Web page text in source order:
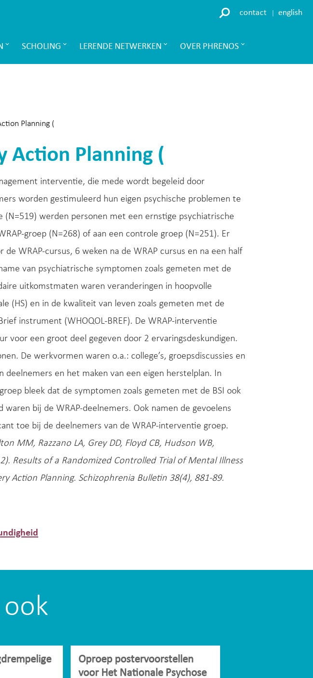
contact english
SCHOLING LERENDE NETWERKEN OVER PHRENOS
Planning (
Action Planning (
interventie, die mede wordt begeleid door
worden gestimuleerd hun eigen psychische problemen te
(N=519) werden personen met een ernstige psychiatrische
groep (N=268) of aan een controle groep (N=251). Er
WRAP-cursus, 6 weken na de WRAP cursus en na een half
van psychiatrische symptomen zoals gemeten met de
uitkomstmaten waren veranderingen in hoopvolle
(HS) en in de kwaliteit van leven zoals gemeten met de
instrument (WHOQOL-BREF). De WRAP-interventie
voor een groot deel gegeven door 2 ervaringsdeskundigen.
De werkvormen waren o.a.: college’s, groepsdiscussies en
deelnemers en het maken van een eigen herstelplan. In
bleek dat de symptomen zoals gemeten met de BSI ook
bij de WRAP-deelnemers. Ook namen de gevoelens
toe bij de deelnemers van de WRAP-interventie groep.
MM, Razzano LA, Grey DD, Floyd CB, Hudson WB,
Results of a Randomized Controlled Trial of Mental Illness
Action Planning. Schizophrenia Bulletin 38(4), 881-89.
Oproep postervoorstellen
voor Het Nationale Psychose